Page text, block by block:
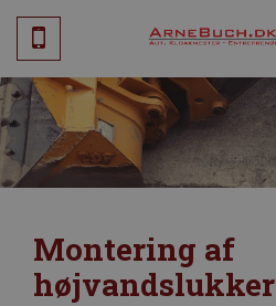
Montering af
højvandslukker